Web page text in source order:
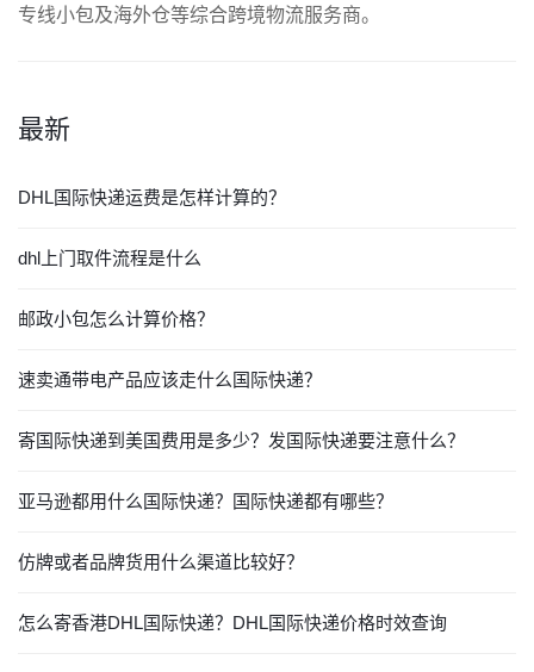
专线小包及海外仓等综合跨境物流服务商。
最新
DHL国际快递运费是怎样计算的？
dhl上门取件流程是什么
邮政小包怎么计算价格？
速卖通带电产品应该走什么国际快递？
寄国际快递到美国费用是多少？发国际快递要注意什么？
亚马逊都用什么国际快递？国际快递都有哪些？
仿牌或者品牌货用什么渠道比较好？
怎么寄香港DHL国际快递？DHL国际快递价格时效查询